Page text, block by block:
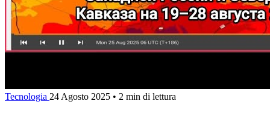
Tecnologia 24 Agosto 2025 • 2 min di lettura